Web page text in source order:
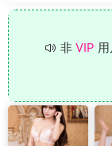
非 VIP